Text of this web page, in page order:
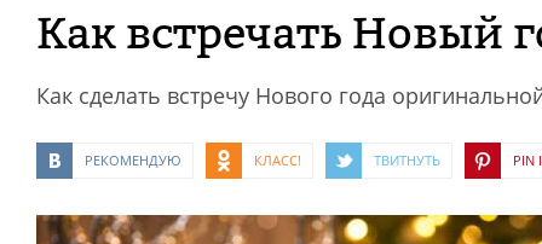
Как встречать Новый
Как сделать встречу Нового года
РЕКОМЕНДУЮ КЛАСС! ТВИТНУТЬ PIN